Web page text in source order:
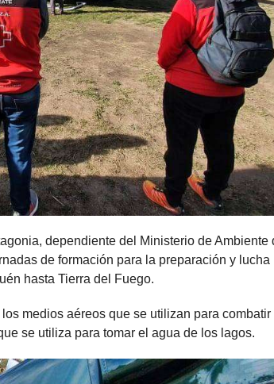
dependiente del Ministerio de Ambiente
de formación para la preparación y lucha
hasta Tierra del Fuego.
medios aéreos que se utilizan para combatir
se utiliza para tomar el agua de los lagos.